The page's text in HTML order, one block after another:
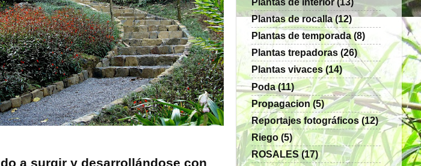
Plantas de rocalla (12)
Plantas de temporada (8)
Plantas trepadoras (26)
Plantas vivaces (14)
Poda (11)
Propagacion (5)
Reportajes fotográficos (12)
Riego (5)
ROSALES (17)